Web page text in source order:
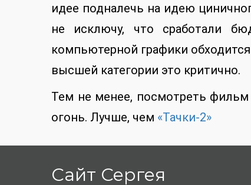
идее подналечь на идею
не исключу, что сработали
компьютерной графики
высшей категории это критично.
Тем не менее, посмотреть
огонь. Лучше, чем «Тачки-2»
Сайт Сергея